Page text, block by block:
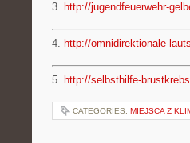
3. http://jugendfeuerwehr-
4. http://omnidirektionale-
5. http://selbsthilfe-
CATEGORIES: MIEJSCA Z